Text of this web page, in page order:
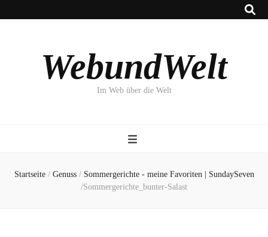
WebundWelt
Im Web über die Welt
Startseite / Genuss / Sommergerichte - meine Favoriten | SundaySeven
/Sommergerichte_bunter-Salast